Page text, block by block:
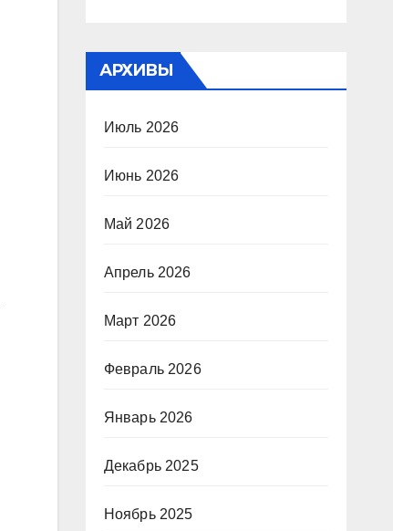
АРХИВЫ
Июль 2026
Июнь 2026
Май 2026
Апрель 2026
Март 2026
Февраль 2026
Январь 2026
Декабрь 2025
Ноябрь 2025